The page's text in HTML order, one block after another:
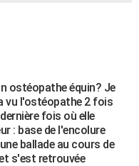
ostéopathe équin? Je
vu l'ostéopathe 2 fois
fois où elle
: base de l'encolure
ballade au cours de
s'est retrouvée